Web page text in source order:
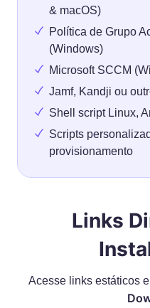
& macOS)
Política de Grupo
(Windows)
Microsoft SCCM
Jamf, Kandji ou
Shell script Linux,
Scripts
provisionamento
Links
Acesse links estáticos